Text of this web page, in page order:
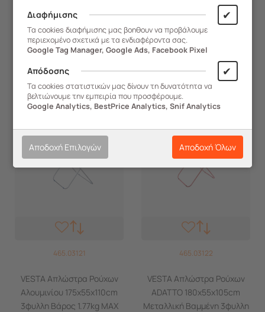
ΑΓΟΡΑ ΑΓΟΡΑ
465.03121
VESTA Απλώστρα Ρούχων
Αλουμινίου 175x55x110cm
3φυλλη Βάρος 1.77kg MAX
465.03122
VESTA Απλώστρα Ρούχων
ADATTO 180x55x105cm
Μεταλλική Βαμμένη 3φυλλη
Διαφήμισης ✔
Τα cookies διαφήμισης μας βοηθουν να προβάλουμε
περιεχομένο σχετικά με τα ενδιαφέροντα σας.
Google Tag Manager, Google Ads, Facebook Pixel
Απόδοσης ✔
Τα cookies στατιστικών μας δίνουν τη δυνατότητα να
βελτιώνουμε την εμπειρία που προσφέρουμε.
Google Analytics, BestPrice Analytics, Snif Analytics
Αποδοχή Επιλογών Αποδοχή Όλων